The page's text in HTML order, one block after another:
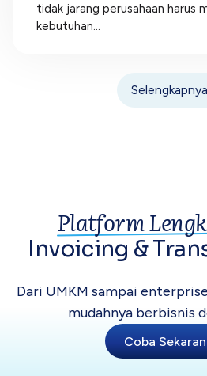
tidak jarang perusahaan harus
kebutuhan...
Selengkapnya
Platform
Invoicing &
Dari UMKM sampai
mudahnya berbisnis
Coba